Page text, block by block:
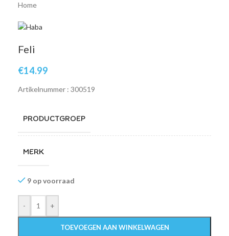
Home
Feli
€14.99
Artikelnummer : 300519
PRODUCTGROEP
MERK
9 op voorraad
- +
TOEVOEGEN AAN WINKELWAGEN